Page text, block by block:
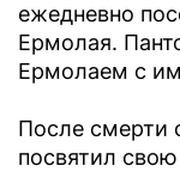
ежедневно
Ермолая.
Ермолаем с
После смерти
посвятил